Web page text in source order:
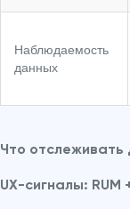
Наблюдаемость
данных
Что отслеживать
UX-сигналы: